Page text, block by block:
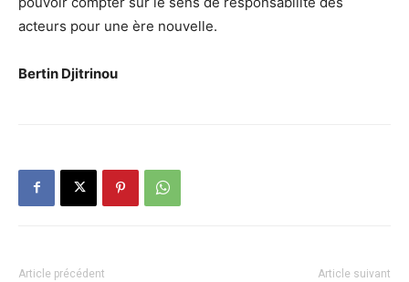
acteurs pour une ère nouvelle.
Bertin Djitrinou
Article précédent Article suivant